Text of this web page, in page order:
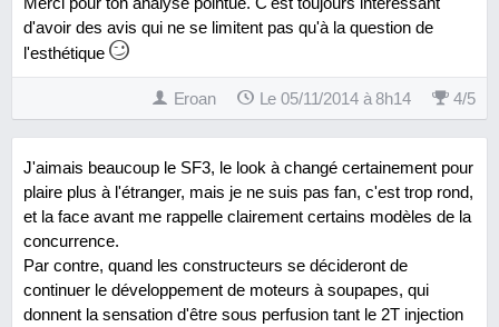
d'avoir des avis qui ne se limitent pas qu'à la question de
l'esthétique
Eroan Le 05/11/2014 à 8h14 4/5
J'aimais beaucoup le SF3, le look à changé certainement pour
plaire plus à l'étranger, mais je ne suis pas fan, c'est trop rond,
et la face avant me rappelle clairement certains modèles de la
concurrence.
Par contre, quand les constructeurs se décideront de
continuer le développement de moteurs à soupapes, qui
donnent la sensation d'être sous perfusion tant le 2T injection